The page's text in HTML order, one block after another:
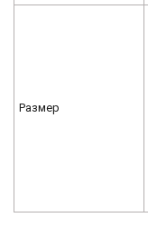
Размер